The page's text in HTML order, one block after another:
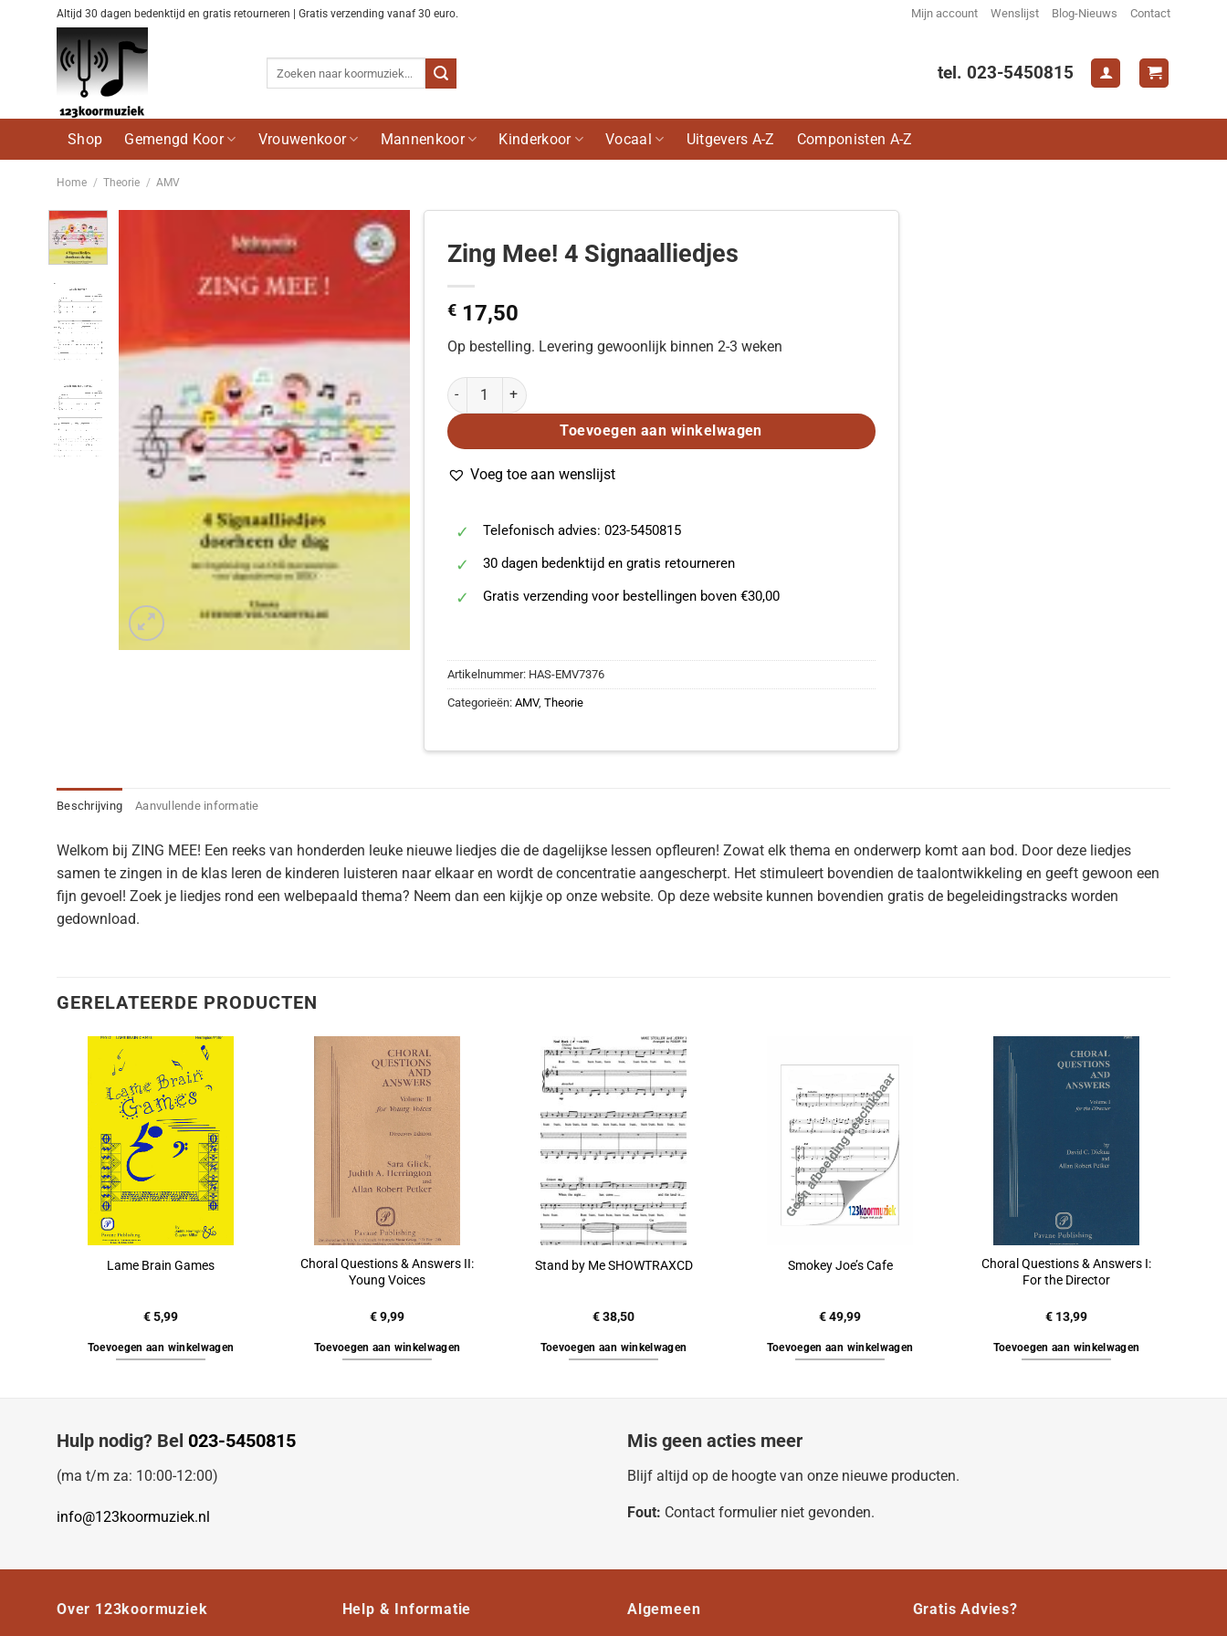
Altijd 30 dagen bedenktijd en gratis retourneren | Gratis verzending vanaf 30 euro. Mijn account Wenslijst Blog-Nieuws Contact
tel. 023-5450815
Shop Gemengd Koor Vrouwenkoor Mannenkoor Kinderkoor Vocaal Uitgevers A-Z Componisten A-Z
Home / Theorie / AMV
Voeg
Zing Mee! 4 Signaalliedjes
€17,50
Op bestelling. Levering gewoonlijk binnen 2-3 weken
Zing Mee! 4 Signaalliedjes aantal
Toevoegen aan winkelwagen
Voeg toe aan wenslijst
Telefonisch advies: 023-5450815
30 dagen bedenktijd en gratis retourneren
Gratis verzending voor bestellingen boven €30,00
Artikelnummer: HAS-EMV7376
Categorieën: AMV, Theorie
Beschrijving Aanvullende informatie
Welkom bij ZING MEE! Een reeks van honderden leuke nieuwe liedjes die de dagelijkse lessen opfleuren! Zowat elk thema en onderwerp komt aan bod. Door deze liedjes
samen te zingen in de klas leren de kinderen luisteren naar elkaar en wordt de concentratie aangescherpt. Het stimuleert bovendien de taalontwikkeling en geeft gewoon een
fijn gevoel! Zoek je liedjes rond een welbepaald thema? Neem dan een kijkje op onze website. Op deze website kunnen bovendien gratis de begeleidingstracks worden
gedownload.
GERELATEERDE PRODUCTEN
Lame Brain Games
€5,99
Toevoegen aan winkelwagen
Choral Questions & Answers II:
Young Voices
€9,99
Toevoegen aan winkelwagen
Stand by Me SHOWTRAXCD
€38,50
Toevoegen aan winkelwagen
Smokey Joe’s Cafe
€49,99
Toevoegen aan winkelwagen
Choral Questions & Answers I:
For the Director
€ 13,99
Toevoegen aan winkelwagen
Hulp nodig? Bel 023-5450815
(ma t/m za: 10:00-12:00)
info@123koormuziek.nl
Mis geen acties meer
Blijf altijd op de hoogte van onze nieuwe producten.
Fout: Contact formulier niet gevonden.
Over 123koormuziek Help & Informatie Algemeen Gratis Advies?